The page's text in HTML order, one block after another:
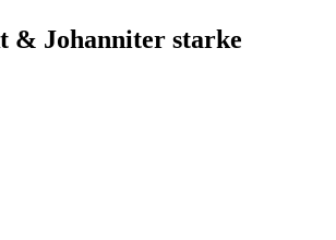
& Johanniter starke